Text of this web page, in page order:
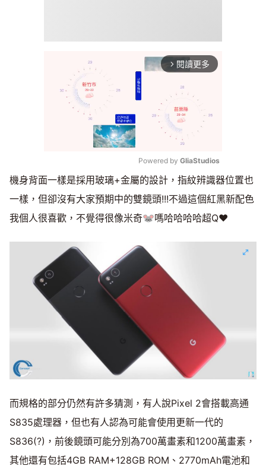
arrow_forward_ios 閱讀更多
Mute
Powered by GliaStudios
機身背面一樣是採用玻璃+金屬的設計，指紋辨識器位置也
一樣，但卻沒有大家預期中的雙鏡頭!!!不過這個紅黑新配色
我個人很喜歡，不覺得很像米奇🐭嗎哈哈哈哈超Q❤️
而規格的部分仍然有許多猜測，有人說Pixel 2會搭載高通
S835處理器，但也有人認為可能會使用更新一代的
S836(?)，前後鏡頭可能分別為700萬畫素和1200萬畫素，
其他還有包括4GB RAM+128GB ROM、2770mAh電池和